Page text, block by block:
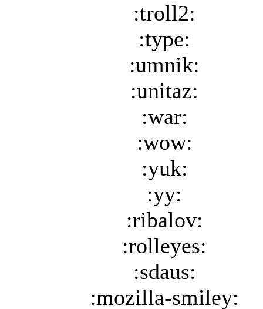
:troll2:
:type:
:umnik:
:unitaz:
:war:
:wow:
:yuk:
:yy:
:ribalov:
:rolleyes:
:sdaus:
:mozilla-smiley: